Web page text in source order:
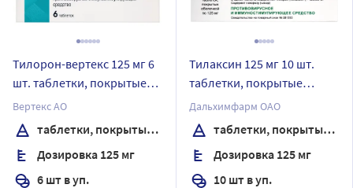
Тилорон-вертекс 125 мг 6
шт. таблетки, покрытые
пленочной оболочкой
Вертекс АО
таблетки, покрытые пленочной оболочкой
Дозировка 125 мг
6 шт в уп.
Тилаксин 125 мг 10 шт.
таблетки, покрытые
оболочкой
Дальхимфарм ОАО
таблетки, покрытые оболочкой
Дозировка 125 мг
10 шт в уп.